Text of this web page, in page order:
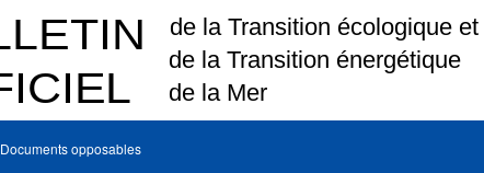
Documents opposables